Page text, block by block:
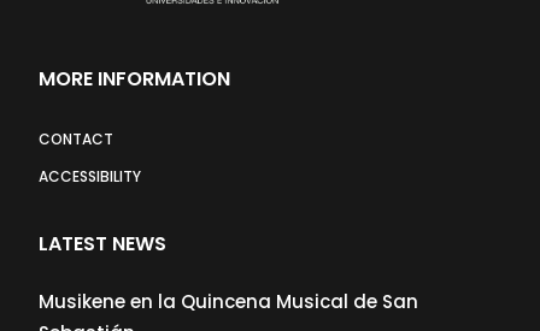
MORE INFORMATION
CONTACT
ACCESSIBILITY
LATEST NEWS
Musikene en la Quincena Musical de San